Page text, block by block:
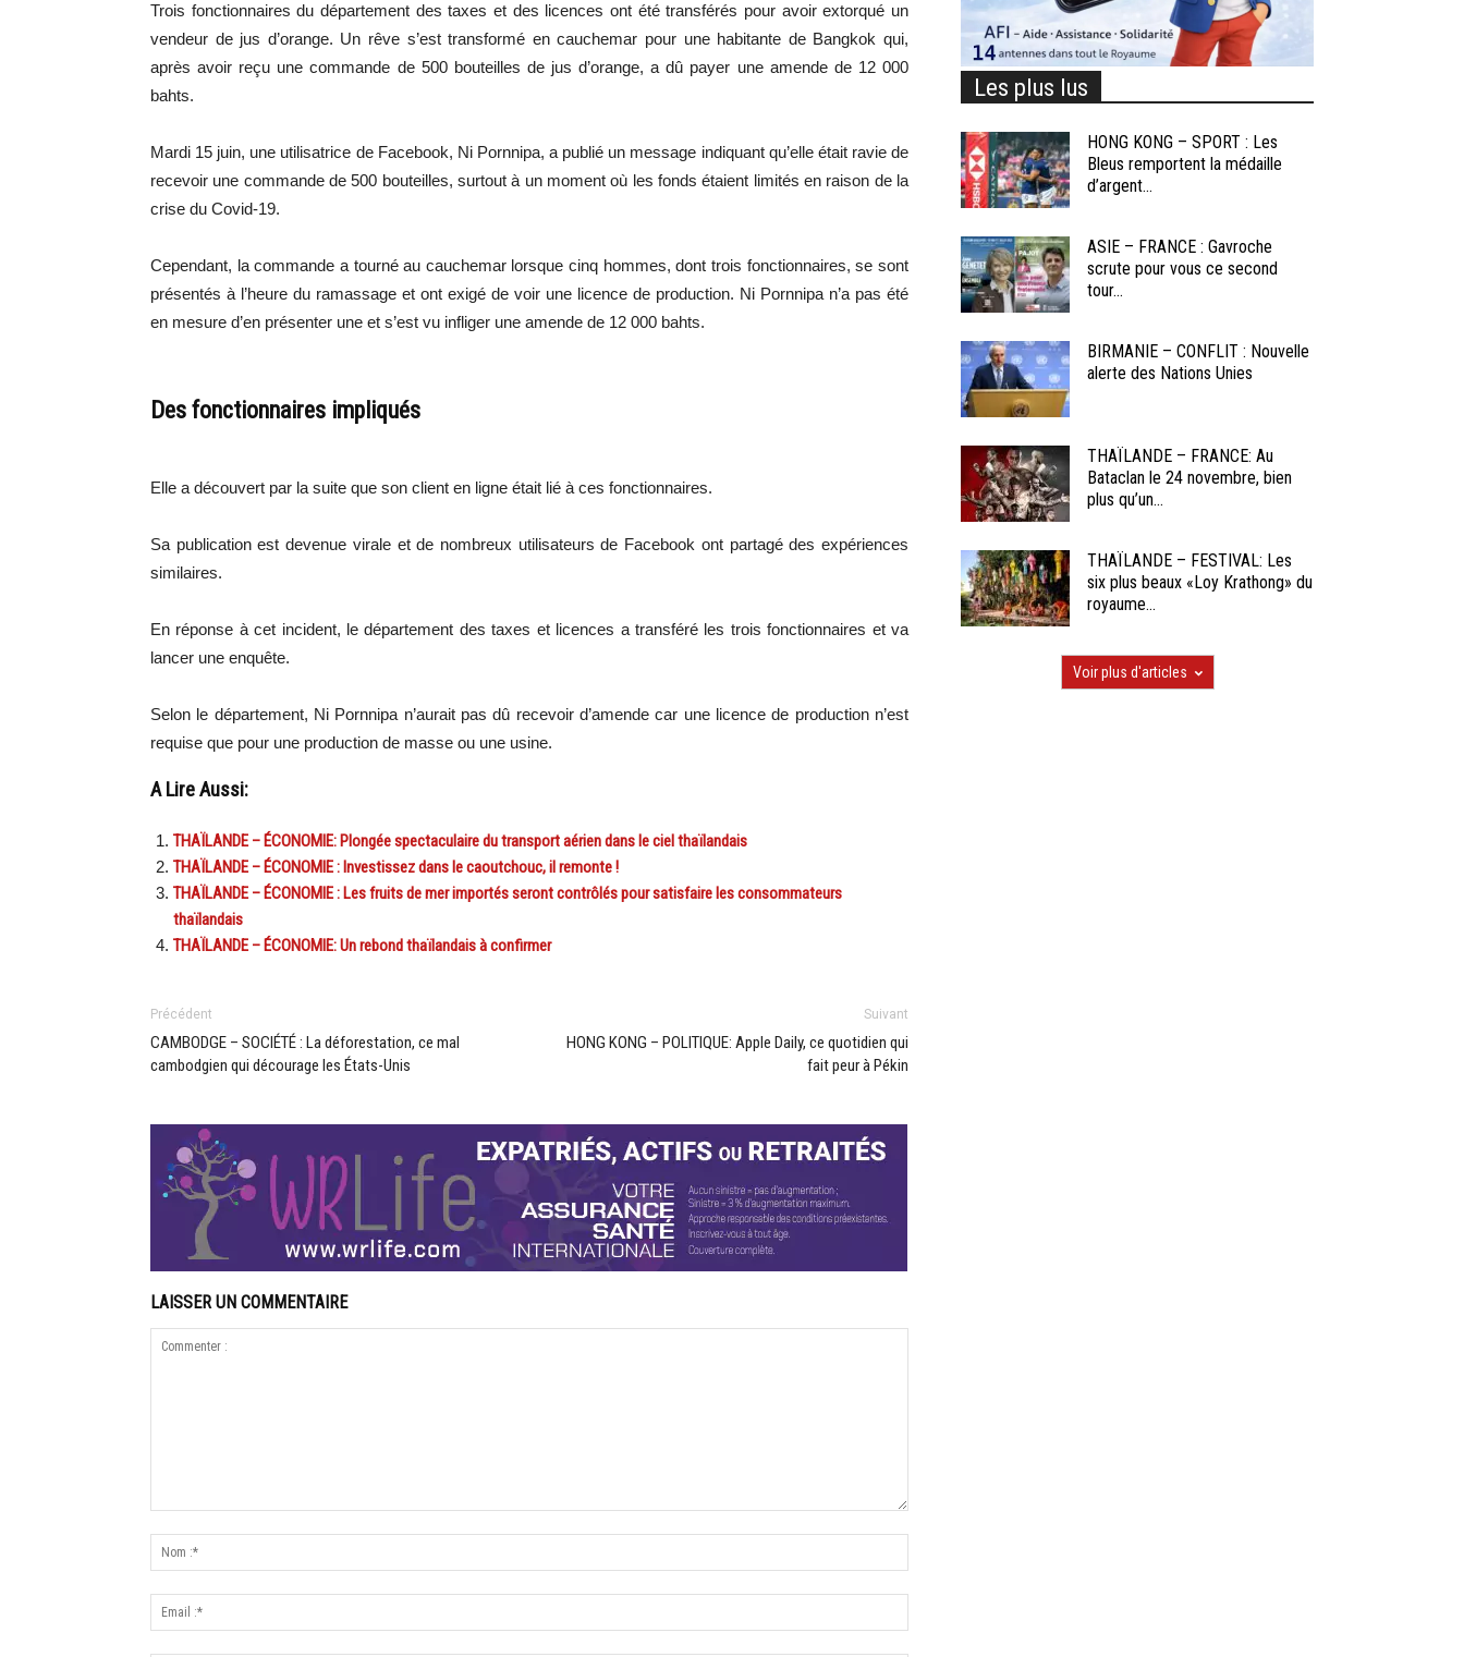
Trois fonctionnaires du département des taxes et des licences ont été transférés pour avoir extorqué un
vendeur de jus d’orange. Un rêve s’est transformé en cauchemar pour une habitante de Bangkok qui,
après avoir reçu une commande de 500 bouteilles de jus d’orange, a dû payer une amende de 12 000
bahts.
Mardi 15 juin, une utilisatrice de Facebook, Ni Pornnipa, a publié un message indiquant qu’elle était ravie de
recevoir une commande de 500 bouteilles, surtout à un moment où les fonds étaient limités en raison de la
crise du Covid-19.
Cependant, la commande a tourné au cauchemar lorsque cinq hommes, dont trois fonctionnaires, se sont
présentés à l’heure du ramassage et ont exigé de voir une licence de production. Ni Pornnipa n’a pas été
en mesure d’en présenter une et s’est vu infliger une amende de 12 000 bahts.
Des fonctionnaires impliqués
Elle a découvert par la suite que son client en ligne était lié à ces fonctionnaires.
Sa publication est devenue virale et de nombreux utilisateurs de Facebook ont partagé des expériences
similaires.
En réponse à cet incident, le département des taxes et licences a transféré les trois fonctionnaires et va
lancer une enquête.
Selon le département, Ni Pornnipa n’aurait pas dû recevoir d’amende car une licence de production n’est
requise que pour une production de masse ou une usine.
A Lire Aussi:
THAÏLANDE – ÉCONOMIE: Plongée spectaculaire du transport aérien dans le ciel thaïlandais
THAÏLANDE – ÉCONOMIE : Investissez dans le caoutchouc, il remonte !
THAÏLANDE – ÉCONOMIE : Les fruits de mer importés seront contrôlés pour satisfaire les consommateurs
thaïlandais
THAÏLANDE – ÉCONOMIE: Un rebond thaïlandais à confirmer
Précédent
CAMBODGE – SOCIÉTÉ : La déforestation, ce mal
cambodgien qui décourage les États-Unis
Suivant
HONG KONG – POLITIQUE: Apple Daily, ce quotidien qui
fait peur à Pékin
LAISSER UN COMMENTAIRE
Les plus lus
HONG KONG – SPORT : Les
Bleus remportent la médaille
d’argent...
ASIE – FRANCE : Gavroche
scrute pour vous ce second
tour...
BIRMANIE – CONFLIT : Nouvelle
alerte des Nations Unies
THAÏLANDE – FRANCE: Au
Bataclan le 24 novembre, bien
plus qu’un...
THAÏLANDE – FESTIVAL: Les
six plus beaux «Loy Krathong» du
royaume...
Voir plus d'articles